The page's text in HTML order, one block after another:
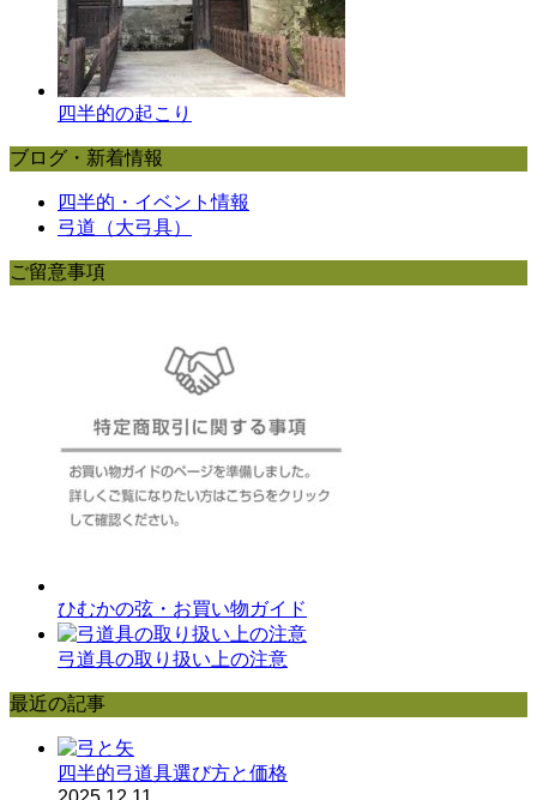
四半的の起こり
ブログ・新着情報
四半的・イベント情報
弓道（大弓具）
ご留意事項
ひむかの弦・お買い物ガイド
弓道具の取り扱い上の注意
最近の記事
四半的弓道具選び方と価格